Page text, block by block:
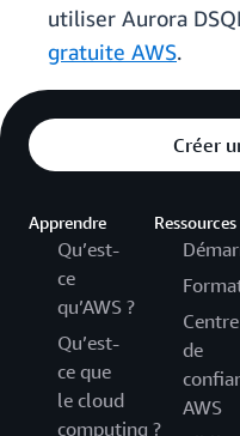
utiliser Aurora
gratuite AWS.
Créer
Apprendre
Qu’est-
ce
qu’AWS ?
Qu’est-
ce que
le cloud
computing ?
Ressources
Centre
de
AWS